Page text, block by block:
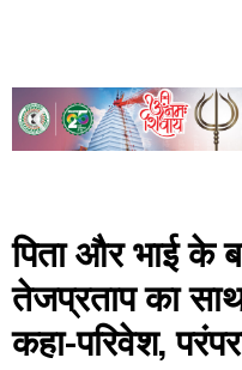
पिता और भाई के
तेजप्रताप का
कहा-परिवेश,